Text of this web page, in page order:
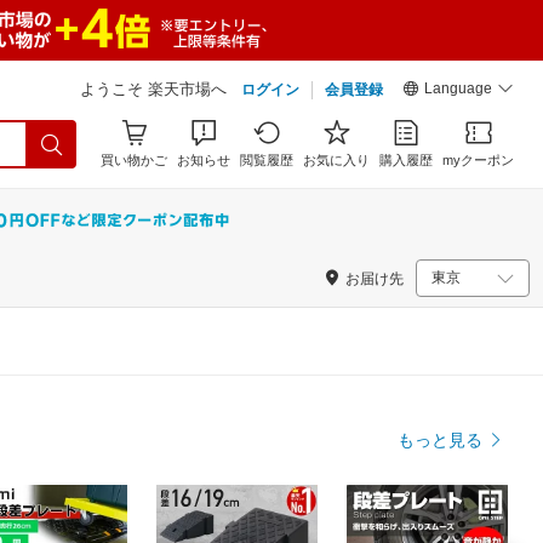
ようこそ 楽天市場へ ログイン 会員登録 Language
買い物かご お知らせ 閲覧履歴 お気に入り 購入履歴 myクーポン
お届け先
もっと見る